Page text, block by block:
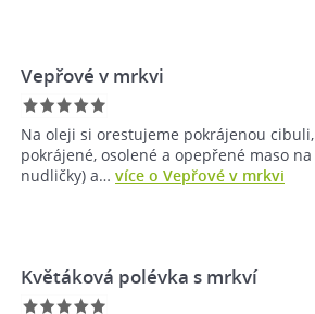
Vepřové v mrkvi
Na oleji si orestujeme pokrájenou
pokrájené, osolené a opepřené maso na
nudličky) a… více o Vepřové v mrkvi
Květáková polévka s mrkví